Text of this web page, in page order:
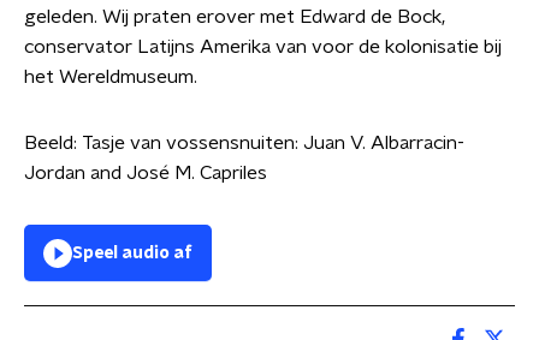
geleden. Wij praten erover met Edward de Bock,
conservator Latijns Amerika van voor de kolonisatie bij
het Wereldmuseum.
Beeld: Tasje van vossensnuiten: Juan V. Albarracin-
Jordan and José M. Capriles
Speel audio af